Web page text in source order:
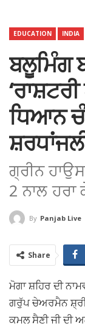
EDUCATION INDIA
ਬਲੂਮਿੰਗ
ਧਿਆਨ
ਗ੍ਰੀਨ
2 ਨਾਲ ਹਰਾ
By Panjab Live
Share
ਮੋਗਾ ਸ਼ਹਿਰ ਦੀ
ਗਰੁੱਪ ਚੇਅਰਮੈਨ
ਕਮਲ ਸੈਣੀ ਜੀ ਦੀ